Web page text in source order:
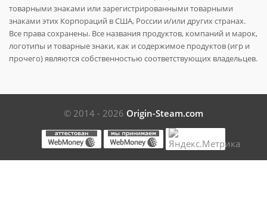
товарными знаками или зарегистрированными товарными
знаками этих Корпораций в США, России и/или других странах.
Все права сохранены. Все названия продуктов, компаний и марок,
логотипы и товарные знаки, как и содержимое продуктов (игр и
прочего) являются собственностью соответствующих владельцев.
© 2014 - 2026 Origin-Steam.com